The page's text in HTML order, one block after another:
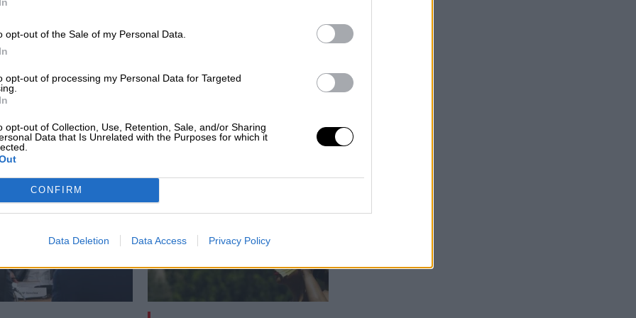
opt-out of the Sale of my Personal Data.
opt-out of processing my Personal Data for Targeted
opt-out of Collection, Use, Retention, Sale, and/or Sharing
Data that Is Unrelated with the Purposes for which it
CONFIRM
Data Deletion Data Access Privacy Policy
Esperamos que Pedro Sánchez recupere